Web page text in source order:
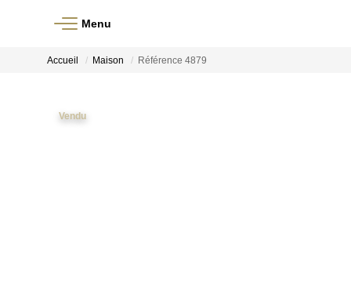
Menu
Accueil Maison Référence 4879
Vendu